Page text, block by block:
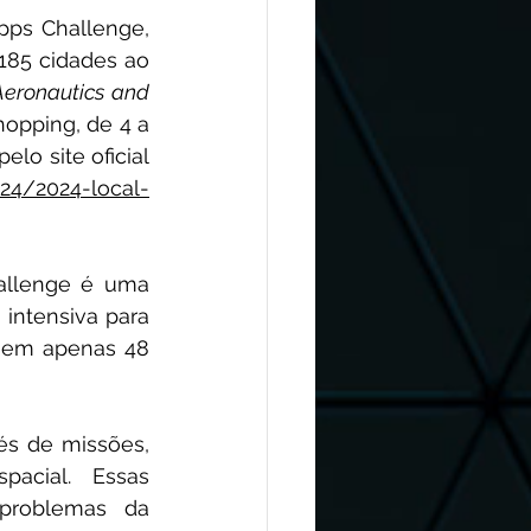
Challenge,
cidades ao
and
de 4 a
site oficial
2024-local-
é uma
para
apenas 48
de missões,
Essas
da